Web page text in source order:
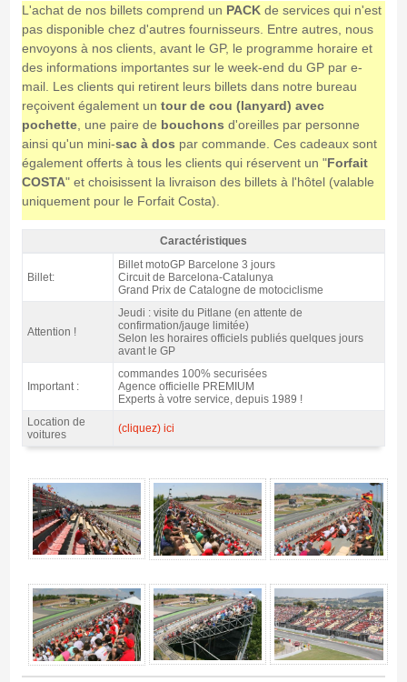
L'achat de nos billets comprend un PACKde services qui n'est
pas disponible chez d'autres fournisseurs. Entre autres, nous
envoyons à nos clients, avant le GP, le programme horaire et
des informations importantes sur le week-end du GP par e-
mail. Les clients qui retirent leurs billets dans notre bureau
reçoivent également un tour de cou (lanyard) avec
pochette, une paire de bouchons d'oreilles par personne
ainsi qu'un mini-sac à dos par commande. Ces cadeaux sont
également offerts à tous les clients qui réservent un "Forfait
COSTA" et choisissent la livraison des billets à l'hôtel (valable
uniquement pour le Forfait Costa).
Tribune E motoGP Barcelone 2027 - Caractéristiques
Caractéristiques
Billet:
Billet motoGP Barcelone 3 jours
Circuit de Barcelona-Catalunya
Grand Prix de Catalogne de motociclisme
Attention !
Jeudi : visite du Pitlane (en attente de
confirmation/jauge limitée)
Selon les horaires officiels publiés quelques jours
avant le GP
Important :
commandes 100% securisées
Agence officielle PREMIUM
Experts à votre service, depuis 1989 !
Location de
voitures
(cliquez) ici